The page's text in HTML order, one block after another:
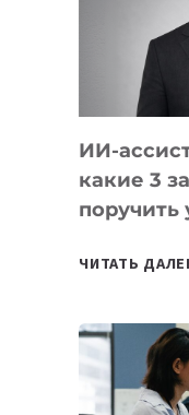
ИИ-
какие 3
поручить
ЧИТАТЬ